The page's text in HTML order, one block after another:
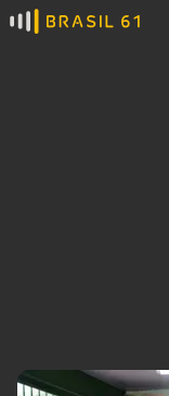
Ver todas as notícias